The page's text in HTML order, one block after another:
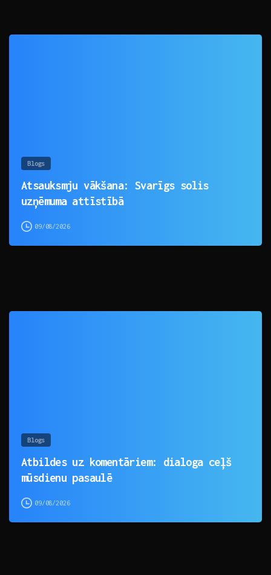
Blogs
Atsauksmju vākšana: Svarīgs solis
uzņēmuma attīstībā
09/08/2026
Blogs
Atbildes uz komentāriem: dialoga ceļš
mūsdienu pasaulē
09/08/2026